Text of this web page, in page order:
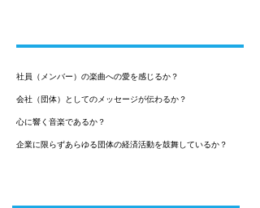
社員（メンバー）の楽曲への愛を感じるか？
会社（団体）としてのメッセージが伝わるか？
心に響く音楽であるか？
企業に限らずあらゆる団体の経済活動を鼓舞しているか？